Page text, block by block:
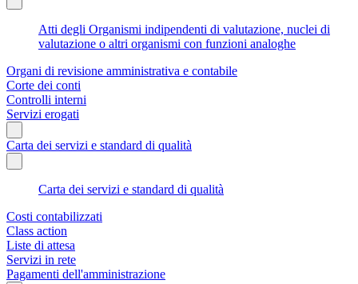
Atti degli Organismi indipendenti di valutazione, nuclei di
valutazione o altri organismi con funzioni analoghe
Organi di revisione amministrativa e contabile
Corte dei conti
Controlli interni
Servizi erogati
Carta dei servizi e standard di qualità
Carta dei servizi e standard di qualità
Costi contabilizzati
Class action
Liste di attesa
Servizi in rete
Pagamenti dell'amministrazione